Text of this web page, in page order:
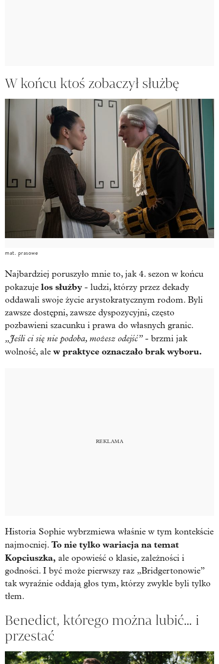
W końcu ktoś zobaczył służbę
mat. prasowe
Najbardziej poruszyło mnie to, jak 4. sezon w końcu
pokazuje los służby - ludzi, którzy przez dekady
oddawali swoje życie arystokratycznym rodom. Byli
zawsze dostępni, zawsze dyspozycyjni, często
pozbawieni szacunku i prawa do własnych granic.
„Jeśli ci się nie podoba, możesz odejść” - brzmi jak
wolność, ale w praktyce oznaczało brak wyboru.
Historia Sophie wybrzmiewa właśnie w tym kontekście
najmocniej. To nie tylko wariacja na temat
Kopciuszka, ale opowieść o klasie, zależności i
godności. I być może pierwszy raz „Bridgertonowie”
tak wyraźnie oddają głos tym, którzy zwykle byli tylko
tłem.
Benedict, którego można lubić… i
przestać